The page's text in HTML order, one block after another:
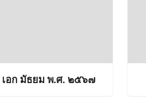
อก มัธยม พ.ศ. ๒๕๖๗